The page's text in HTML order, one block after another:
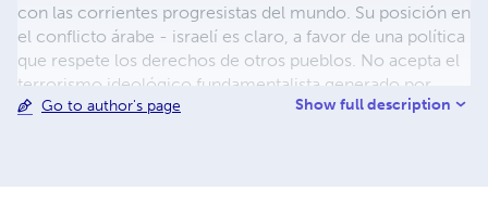
con las corrientes progresistas del mundo. Su posición en
el conflicto árabe - israelí es claro, a favor de una política
que respete los derechos de otros pueblos. No acepta el
terrorismo ideológico fundamentalista generado por
incitadores en que el odio es un principio.
Go to author's page Show full description